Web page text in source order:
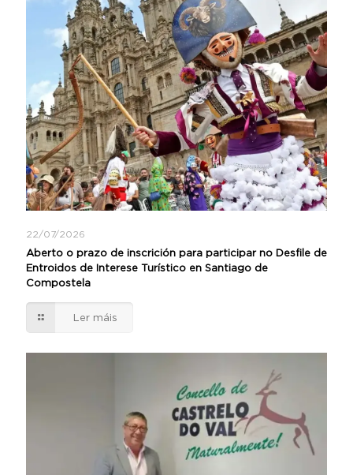
22/07/2026
Aberto o prazo de inscrición para participar no Desfile de
Entroidos de Interese Turístico en Santiago de
Compostela
Ler máis